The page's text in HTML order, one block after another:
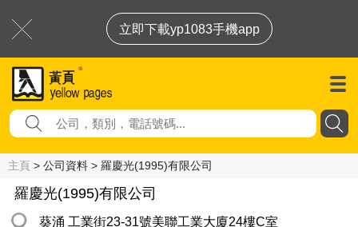
立即下載yp1083手機app
主頁 > 公司資料 > 羅慶光(1995)有限公司
羅慶光(1995)有限公司
葵涌 工業街23-31號美聯工業大廈24樓C室